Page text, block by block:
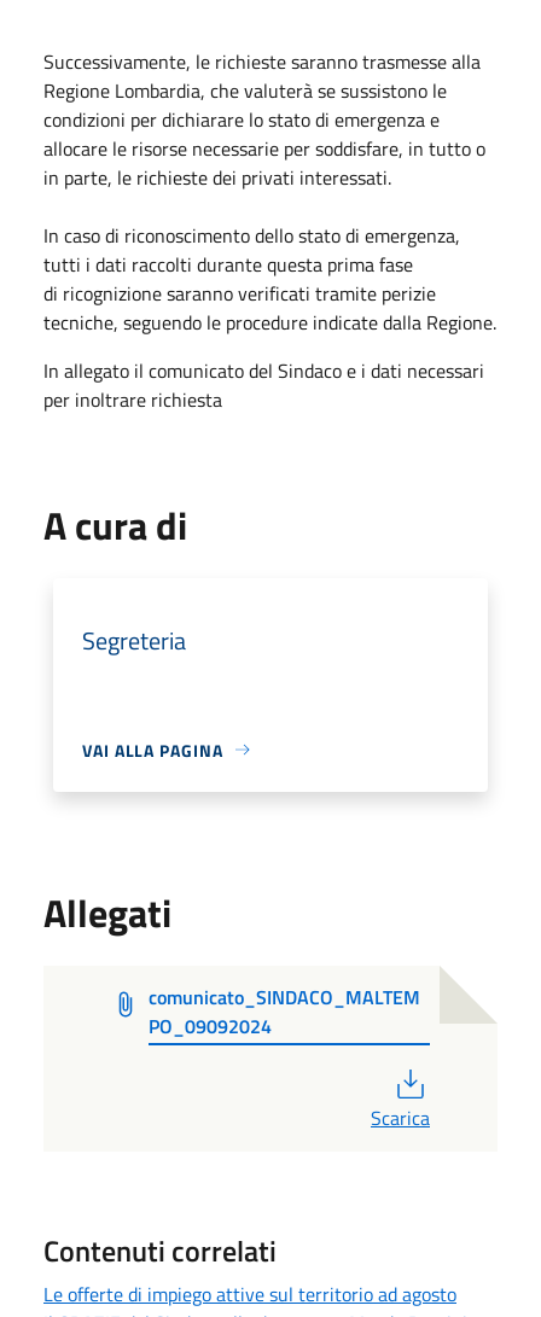
Successivamente, le richieste saranno trasmesse alla
Regione Lombardia, che valuterà se sussistono le
condizioni per dichiarare lo stato di emergenza e
allocare le risorse necessarie per soddisfare, in tutto o
in parte, le richieste dei privati interessati.
In caso di riconoscimento dello stato di emergenza,
tutti i dati raccolti durante questa prima fase
di ricognizione saranno verificati tramite perizie
tecniche, seguendo le procedure indicate dalla Regione.
In allegato il comunicato del Sindaco e i dati necessari
per inoltrare richiesta
A cura di
Segreteria
VAI ALLA PAGINA
Allegati
comunicato_SINDACO_MALTEM
PO_09092024
Scarica
Contenuti correlati
Le offerte di impiego attive sul territorio ad agosto